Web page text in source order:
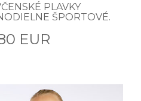
PLAVKY
ŠPORTOVÉ.
EUR